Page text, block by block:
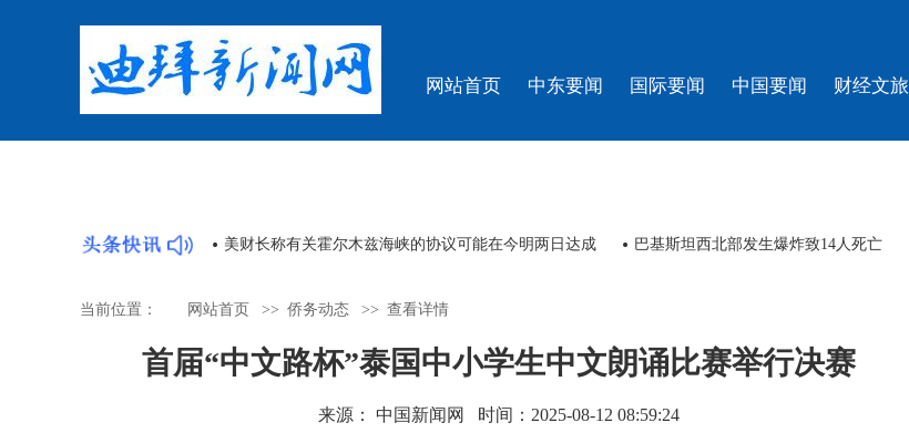
网站首页 中东要闻 国际要闻 中国要闻 财经文旅
国宝”回归牵动人心 美财长称有关霍尔木兹海峡的协议可能在今明两日达成 巴基斯坦西北部发生爆炸致14人死亡
当前位置： 网站首页 >> 侨务动态 >> 查看详情
首届“中文路杯”泰国中小学生中文朗诵比赛举行决赛
来源： 中国新闻网 时间：2025-08-12 08:59:24